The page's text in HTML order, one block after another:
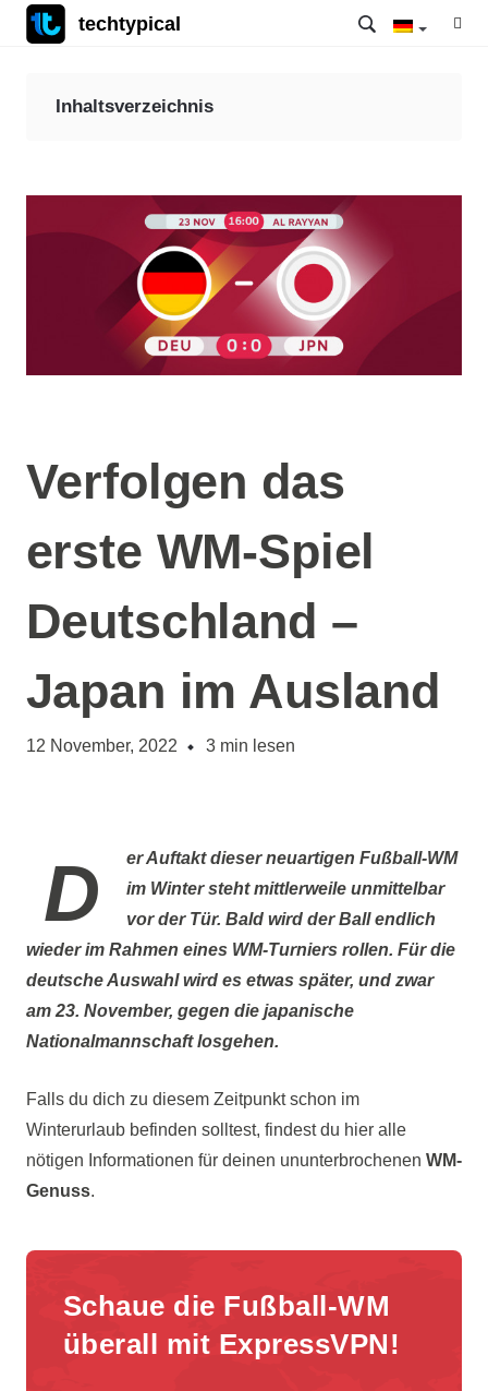
techtypical
Verfolgen das
erste WM-Spiel
Deutschland –
Japan im Ausland
12 November, 2022 3 min lesen
Der Auftakt dieser neuartigen Fußball-WM
im Winter steht mittlerweile unmittelbar
vor der Tür. Bald wird der Ball endlich
wieder im Rahmen eines WM-Turniers rollen. Für die
deutsche Auswahl wird es etwas später, und zwar
am 23. November, gegen die japanische
Nationalmannschaft losgehen.
Falls du dich zu diesem Zeitpunkt schon im
Winterurlaub befinden solltest, findest du hier alle
nötigen Informationen für deinen ununterbrochenen WM-
Genuss.
Schaue die Fußball-WM
überall mit ExpressVPN!
Inhaltsverzeichnis